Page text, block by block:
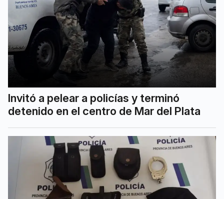
Invitó a pelear a policías y terminó
detenido en el centro de Mar del Plata